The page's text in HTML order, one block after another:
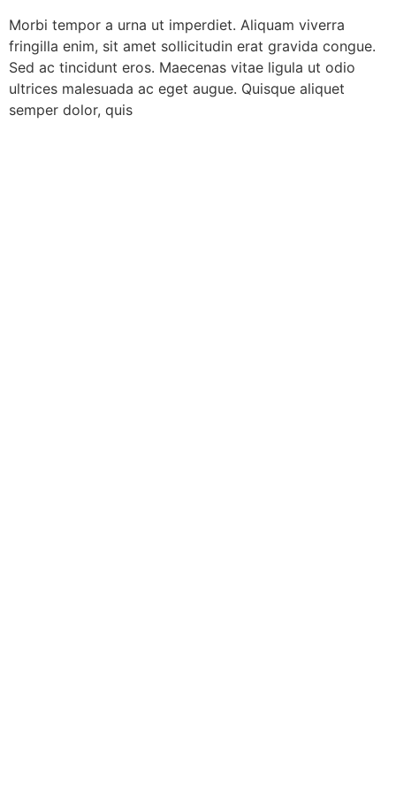
Morbi tempor a urna ut imperdiet. Aliquam viverra
fringilla enim, sit amet sollicitudin erat gravida congue.
Sed ac tincidunt eros. Maecenas vitae ligula ut odio
ultrices malesuada ac eget augue. Quisque aliquet
semper dolor, quis